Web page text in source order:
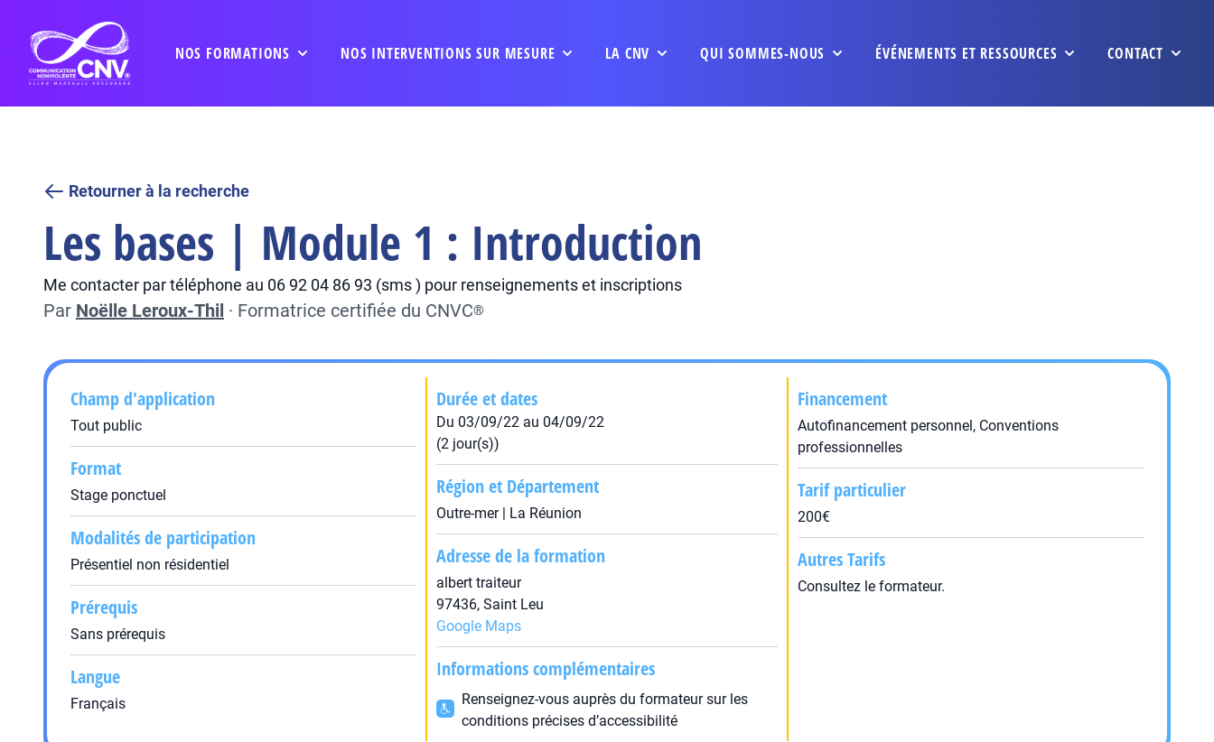
NOS FORMATIONS NOS INTERVENTIONS SUR MESURE LA CNV QUI SOMMES-NOUS ÉVÉNEMENTS ET RESSOURCES CONTACT
Retourner à la recherche
Les bases | Module 1 : Introduction
Me contacter par téléphone au 06 92 04 86 93 (sms ) pour renseignements et inscriptions
Par Noëlle Leroux-Thil · Formatrice certifiée du CNVC®
Champ d'application
Tout public
Format
Stage ponctuel
Modalités de participation
Présentiel non résidentiel
Prérequis
Sans prérequis
Langue
Français
Durée et dates
Du 03/09/22 au 04/09/22
(2 jour(s))
Région et Département
Outre-mer | La Réunion
Adresse de la formation
albert traiteur
97436, Saint Leu
Google Maps
Informations complémentaires
Renseignez-vous auprès du formateur sur les
conditions précises d’accessibilité
Financement
Autofinancement personnel, Conventions
professionnelles
Tarif particulier
200€
Autres Tarifs
Consultez le formateur.